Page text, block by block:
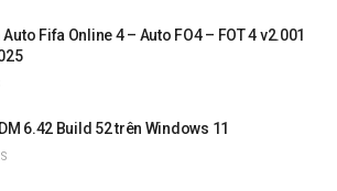
Fifa Online 4 – Auto FO4 – FOT 4 v2.001
6.42 Build 52 trên Windows 11